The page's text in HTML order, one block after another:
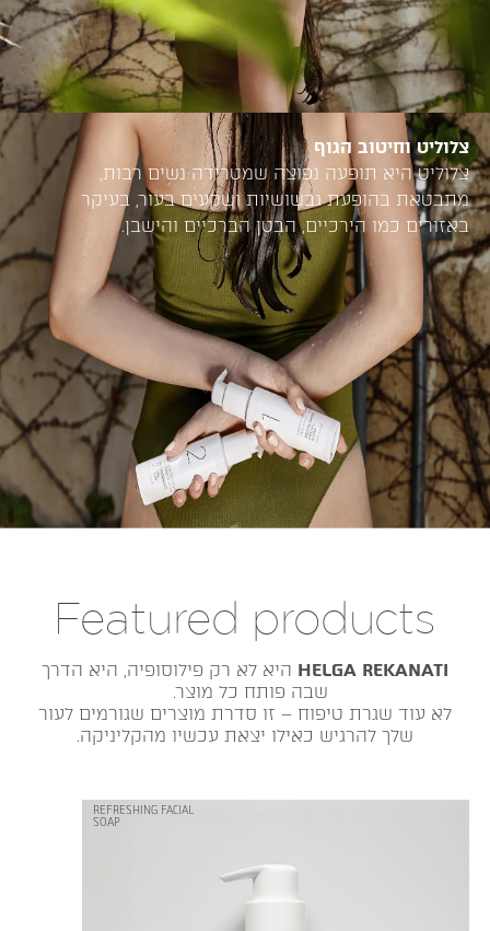
צלוליט וחיטוב הגוף
צלוליט היא תופעה נפוצה שמטרידה נשים רבות,
מתבטאת בהופעת גבשושיות ושקעים בעור, בעיקר
באזורים כמו הירכיים, הבטן הברכיים והישבן.
Featured products
HELGA REKANATI היא לא רק פילוסופיה, היא הדרך
שבה פותח כל מוצר.
לא עוד שגרת טיפוח – זו סדרת מוצרים שגורמים לעור
שלך להרגיש כאילו יצאת עכשיו מהקליניקה.
REFRESHING FACIAL
SOAP